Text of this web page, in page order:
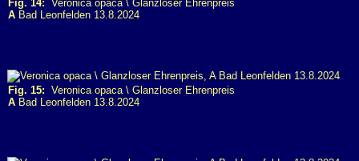
Fig. 14: Veronica opaca \ Glanzloser Ehrenpreis
A Bad Leonfelden 13.8.2024
Fig. 15: Veronica opaca \ Glanzloser Ehrenpreis
A Bad Leonfelden 13.8.2024